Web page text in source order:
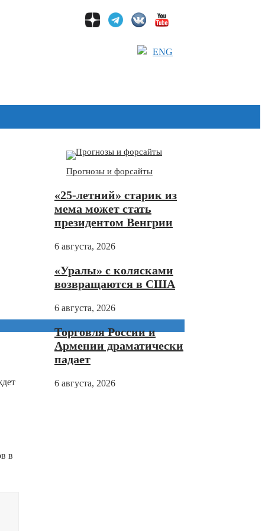
ENG
в
Прогнозы и форсайты
«25-летний» старик из
мема может стать
президентом Венгрии
6 августа, 2026
«Уралы» с колясками
возвращаются в США
6 августа, 2026
Торговля России и
Армении драматически
падает
6 августа, 2026